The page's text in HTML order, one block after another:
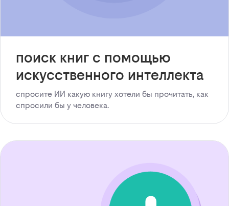
поиск книг с помощью
искусственного интеллекта
спросите ИИ какую книгу хотели бы прочитать, как
спросили бы у человека.